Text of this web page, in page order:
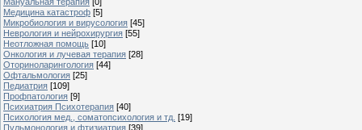
Медицина катастроф [5]
Микробиология и вирусология [45]
Неврология и нейрохирургия [55]
Неотложная помощь [10]
Онкология и лучевая терапия [28]
Оториноларингология [44]
Офтальмология [25]
Педиатрия [109]
Профпатология [9]
Психиатрия Психотерапия [40]
Психология мед., соматопсихология и тд. [19]
Пульмонология и фтизиатрия [39]